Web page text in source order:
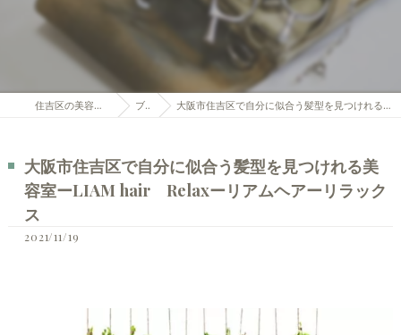
住吉区の美容室はLIAM hair Relax ブログ 大阪市住吉区で自分に似合う髪型を見つけれる美容室ーLIAM hair Relaxーリアムヘアーリラックス
大阪市住吉区で自分に似合う髪型を見つけれる美
容室ーLIAM hair Relaxーリアムヘアーリラック
ス
2021/11/19